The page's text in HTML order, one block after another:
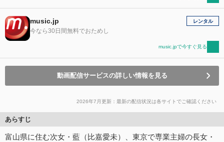
music.jp
今なら30日間無料でおためし
レンタル
music.jpで今すぐ見る
動画配信サービスの詳しい情報を見る
2026年7月更新：最新の配信状況は各サイトでご確認ください
あらすじ
富山県に住む次女・藍（比嘉愛未）、東京で専業主婦の長女・